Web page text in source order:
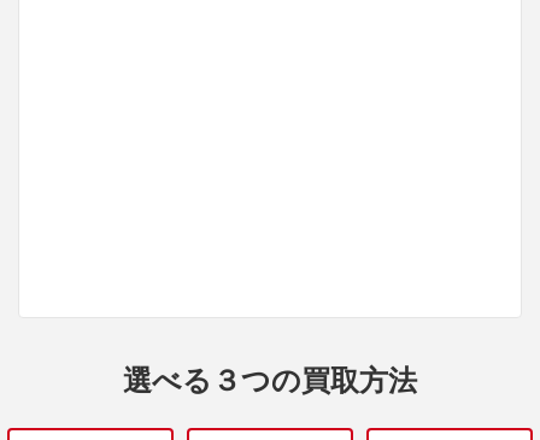
選べる３つの買取方法